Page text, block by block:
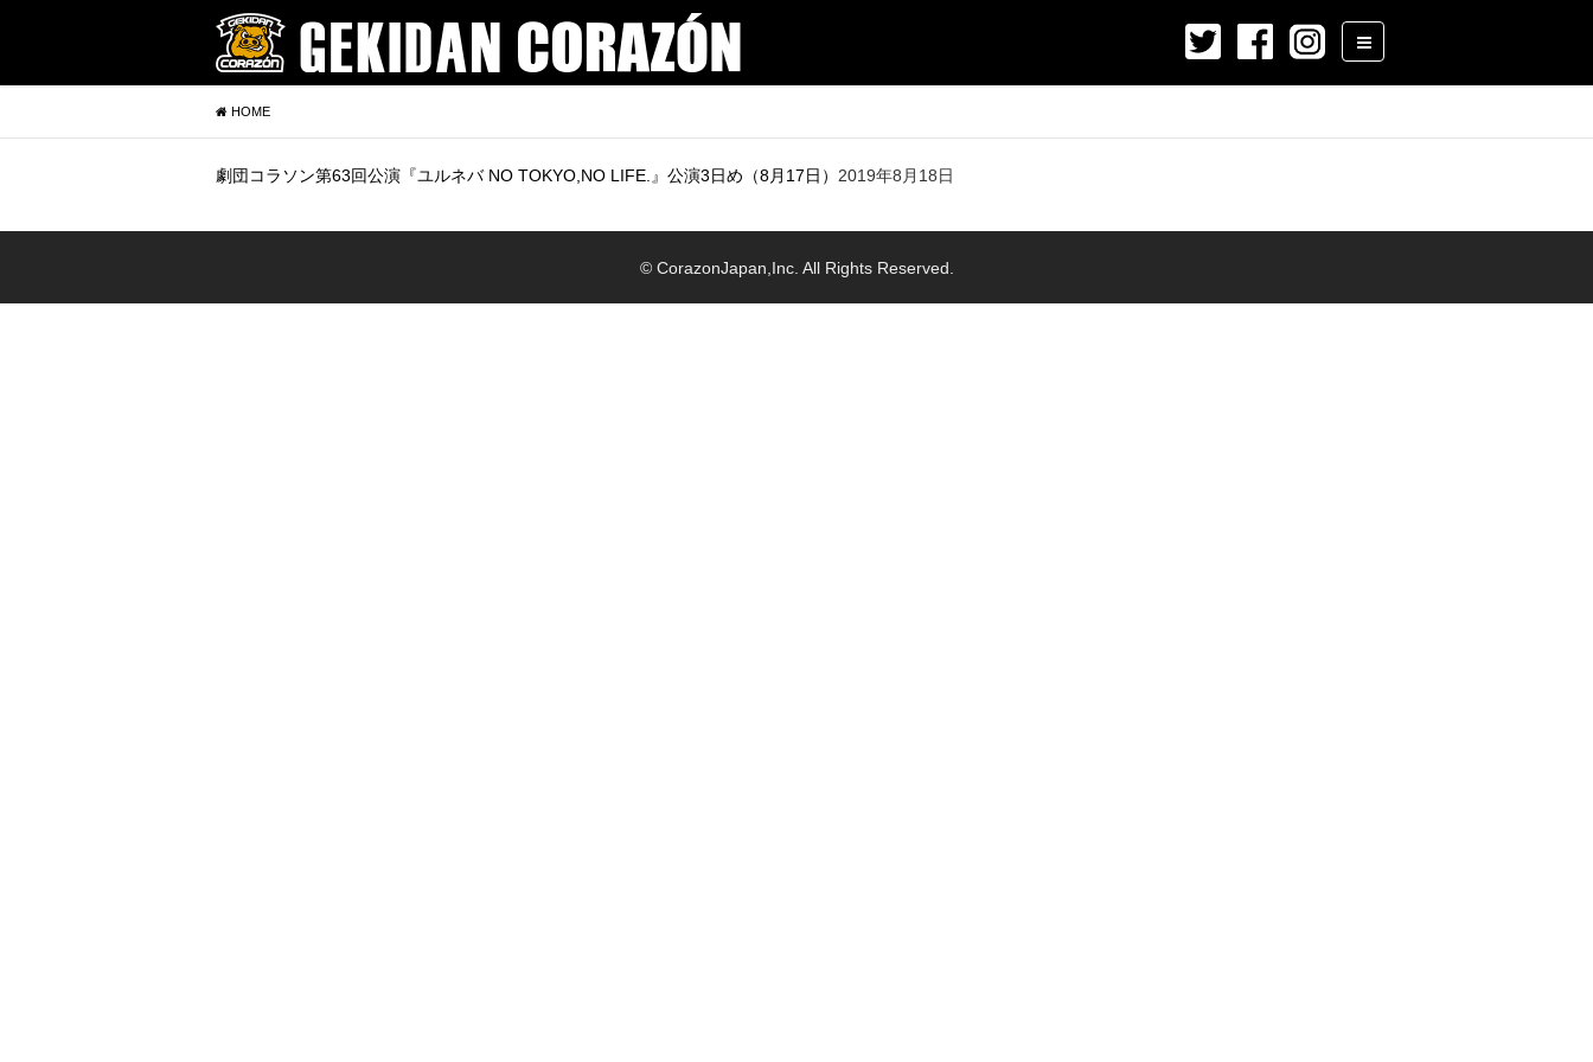
HOME
劇団コラソン第63回公演『ユルネバ NO TOKYO,NO LIFE.』公演3日め（8月17日） 2019年8月18日
© CorazonJapan,Inc. All Rights Reserved.